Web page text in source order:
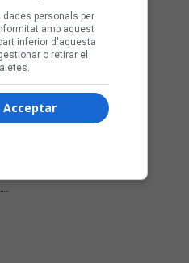
personals per
amb aquest
inferior d'aquesta
o retirar el
Acceptar